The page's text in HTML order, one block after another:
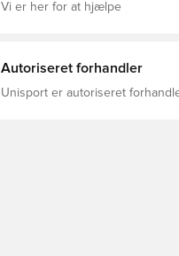
Vi er her for at hjælpe
Autoriseret forhandler
Unisport er autoriseret